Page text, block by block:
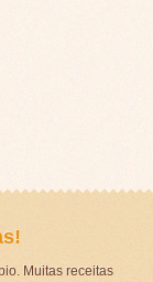
Muitas receitas